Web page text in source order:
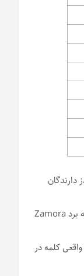
دارندگان
در حالی که رویکردهای تاکتیکی و کیفیت دفاع تیم نیز به وضوح تأثیر زیادی بر روی گیرنده نهایی دارد ، لیست بازیکنان در سه برد Zamora
کلمه در